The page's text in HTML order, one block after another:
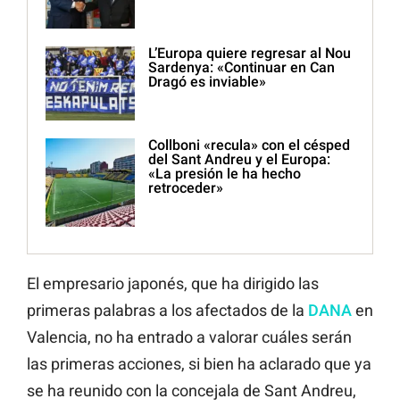
L’Europa quiere regresar al Nou
Sardenya: «Continuar en Can
Dragó es inviable»
Collboni «recula» con el césped
del Sant Andreu y el Europa:
«La presión le ha hecho
retroceder»
El empresario japonés, que ha dirigido las
primeras palabras a los afectados de la DANAen
Valencia, no ha entrado a valorar cuáles serán
las primeras acciones, si bien ha aclarado que ya
se ha reunido con la concejala de Sant Andreu,